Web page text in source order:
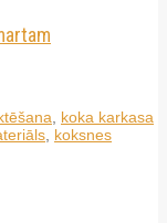
koka karkasa
koksnes